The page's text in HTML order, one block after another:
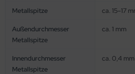
Metallspitze ca. 15–17
Außendurchmesser
Metallspitze
ca. 1 mm
Innendurchmesser
Metallspitze
ca. 0,4 mm